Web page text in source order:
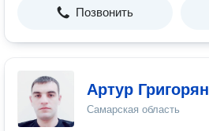
Позвонить
Артур Григорян
Самарская область